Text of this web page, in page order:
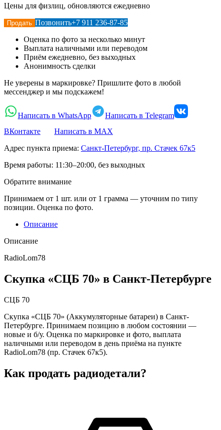
Цены для физлиц, обновляются ежедневно
Продать Позвонить+7 911 236-87-85
Оценка по фото за несколько минут
Выплата наличными или переводом
Приём ежедневно, без выходных
Анонимность сделки
Не уверены в маркировке? Пришлите фото в любой
мессенджер и мы подскажем!
Написать в WhatsApp
Написать в Telegram
ВКонтакте
Написать в MAX
Адрес пункта приема: Санкт-Петербург, пр. Стачек 67к5
Время работы: 11:30–20:00, без выходных
Обратите внимание
Принимаем от 1 шт. или от 1 грамма — уточним по типу
позиции. Оценка по фото.
Описание
Описание
RadioLom78
Скупка «СЦБ 70» в Санкт-Петербурге
СЦБ 70
Скупка «СЦБ 70» (Аккумуляторные батареи) в Санкт-
Петербурге. Принимаем позицию в любом состоянии —
новые и б/у. Оценка по маркировке и фото, выплата
наличными или переводом в день приёма на пункте
RadioLom78 (пр. Стачек 67к5).
Как продать радиодетали?